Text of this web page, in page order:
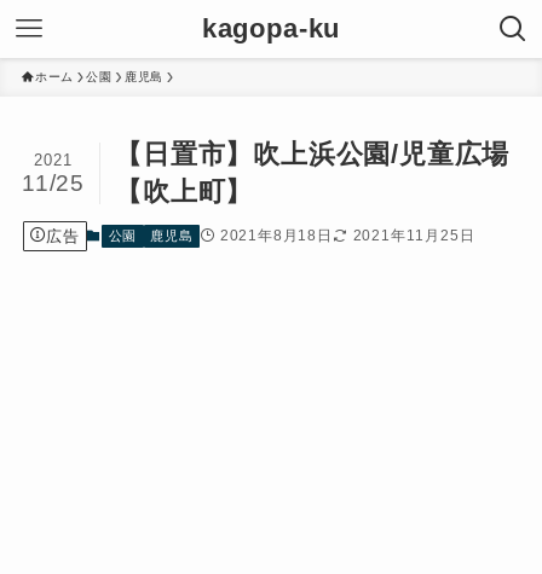
kagopa-ku
ホーム 公園 鹿児島
【日置市】吹上浜公園/児童広場
【吹上町】
2021
11/25
広告 公園 鹿児島 2021年8月18日 2021年11月25日